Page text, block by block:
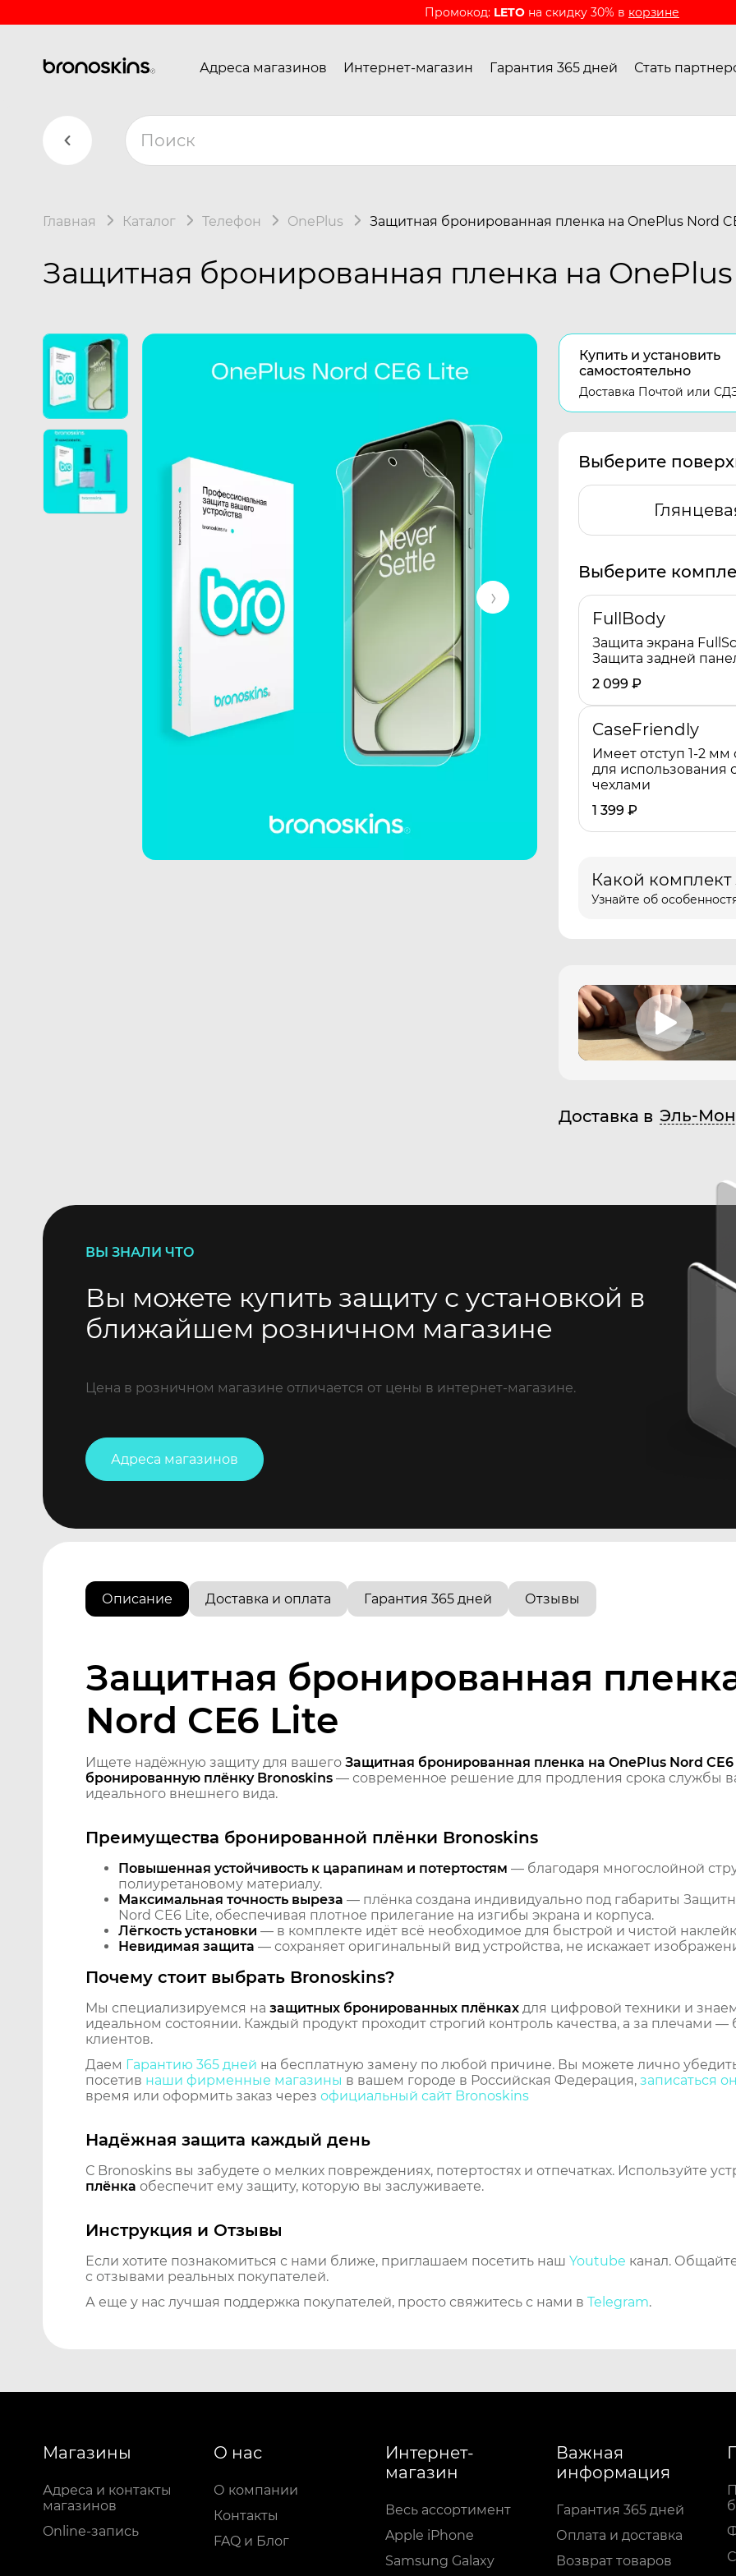
Промокод: LETO на скидку 30% в корзине
Адреса магазинов Интернет-магазин Гарантия 365 дней Стать
Главная Каталог Телефон OnePlus Защитная бронированная пленка на OnePlus Nord
Защитная бронированная пленка на OnePlus
Купить и установить
самостоятельно
Доставка Почтой или
Выберите
Выберите
FullBody
Защита экрана
Защита задней
2 099 ₽
CaseFriendly
Имеет отступ 1-2 мм
для использования
чехлами
1 399 ₽
Какой
Узнайте об
Доставка в Эль-
ВЫ ЗНАЛИ ЧТО
Вы можете купить защиту с установкой в
ближайшем розничном магазине
Цена в розничном магазине отличается от цены в интернет-магазине.
Адреса магазинов
Описание Доставка и оплата Гарантия 365 дней Отзывы
Защитная бронированная
Nord CE6 Lite
Ищете надёжную защиту для вашего Защитная бронированная пленка на OnePlus Nord
бронированную плёнку Bronoskins — современное решение для продления срока службы
идеального внешнего вида.
Преимущества бронированной плёнки Bronoskins
Повышенная устойчивость к царапинам и потертостям — благодаря многослойной
полиуретановому материалу.
Максимальная точность выреза — плёнка создана индивидуально под габариты
Nord CE6 Lite, обеспечивая плотное прилегание на изгибы экрана и корпуса.
Лёгкость установки — в комплекте идёт всё необходимое для быстрой и чистой
Невидимая защита — сохраняет оригинальный вид устройства, не искажает
Почему стоит выбрать Bronoskins?
Мы специализируемся на защитных бронированных плёнках для цифровой техники и
идеальном состоянии. Каждый продукт проходит строгий контроль качества, а за плечами
клиентов.
Даем Гарантию 365 дней на бесплатную замену по любой причине. Вы можете лично
посетив наши фирменные магазины в вашем городе в Российская Федерация, записаться
время или оформить заказ через официальный сайт Bronoskins
Надёжная защита каждый день
С Bronoskins вы забудете о мелких повреждениях, потертостях и отпечатках. Используйте
плёнка обеспечит ему защиту, которую вы заслуживаете.
Инструкция и Отзывы
Если хотите познакомиться с нами ближе, приглашаем посетить наш Youtube канал.
с отзывами реальных покупателей.
А еще у нас лучшая поддержка покупателей, просто свяжитесь с нами в Telegram.
Магазины
Адреса и контакты
магазинов
Online-запись
О нас
О компании
Контакты
FAQ и Блог
Интернет-
магазин
Весь ассортимент
Apple iPhone
Samsung Galaxy
Важная
информация
Гарантия 365 дней
Оплата и доставка
Возврат товаров